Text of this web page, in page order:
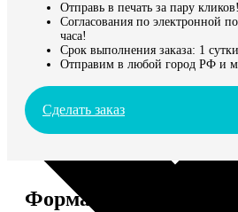
Отправь в печать за пару кликов!
Согласования по электронной
часа!
Срок выполнения заказа: 1 сутки
Отправим в любой город РФ и
Сделать заказ
Форматы и цены